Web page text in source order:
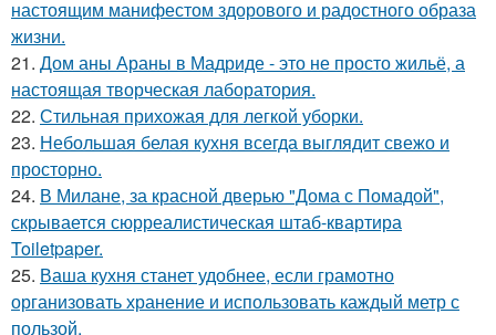
настоящим манифестом здорового и радостного образа
жизни.
21. Дом аны Араны в Мадриде - это не просто жильё, а
настоящая творческая лаборатория.
22. Стильная прихожая для легкой уборки.
23. Небольшая белая кухня всегда выглядит свежо и
просторно.
24. В Милане, за красной дверью "Дома с Помадой",
скрывается сюрреалистическая штаб-квартира
Toiletpaper.
25. Ваша кухня станет удобнее, если грамотно
организовать хранение и использовать каждый метр с
пользой.